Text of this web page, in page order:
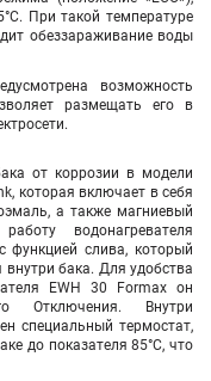
При такой температуре
обеззараживание воды
возможность
размещать его в
от коррозии в модели
которая включает в себя
а также магниевый
водонагревателя
функцией слива, который
бака. Для удобства
EWH 30 Formax он
Отключения. Внутри
специальный термостат,
до показателя 85°С, что